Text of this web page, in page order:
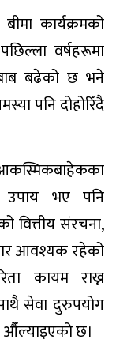
कार्यक्रमको
वर्षहरूमा
बढेको छ भने
पनि दोहोरिँदै
आकस्मिकबाहेकका
उपाय भए पनि
वित्तीय संरचना,
आवश्यक रहेको
कायम राख्न
सेवा दुरुपयोग
औँल्याइएको छ।